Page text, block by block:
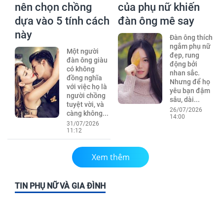
nên chọn chồng
dựa vào 5 tính cách
này
Một người
đàn ông giàu
có không
đồng nghĩa
với việc họ là
người chồng
tuyệt vời, và
càng không...
31/07/2026
11:12
của phụ nữ khiến
đàn ông mê say
Đàn ông thích
ngắm phụ nữ
đẹp, rung
động bởi
nhan sắc.
Nhưng để họ
yêu bạn đậm
sâu, dài...
26/07/2026
14:00
Xem thêm
TIN PHỤ NỮ VÀ GIA ĐÌNH